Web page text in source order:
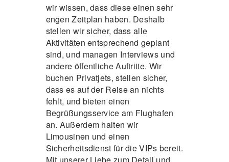
wir wissen, dass diese einen sehr
engen Zeitplan haben. Deshalb
stellen wir sicher, dass alle
Aktivitäten entsprechend geplant
sind, und managen Interviews und
andere öffentliche Auftritte. Wir
buchen Privatjets, stellen sicher,
dass es auf der Reise an nichts
fehlt, und bieten einen
Begrüßungsservice am Flughafen
an. Außerdem halten wir
Limousinen und einen
Sicherheitsdienst für die VIPs bereit.